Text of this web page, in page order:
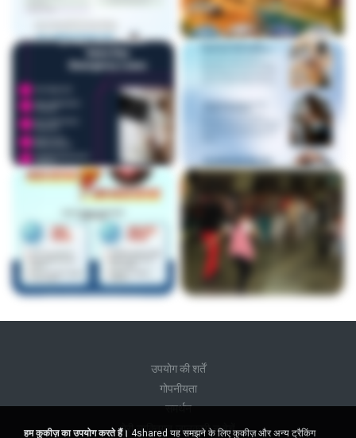
उपयोग की शर्तें
गोपनीयता
समर्थन
मेरी व्यक्तिगत जानकारी न बेचें
हम कुकीज़ का उपयोग करते हैं। 4shared यह समझने के लिए कुकीज़ और अन्य ट्रैकिंग